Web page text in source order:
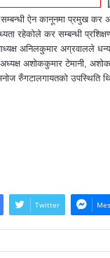
ऐन कानूनमा प्रमुख कर
रहेकोले कर सम्बन्धी
अनिलकुमार अग्रवालले
अशोककुमार टेमानी,
रुँगटालगायतको उपस्थिति
Twitter